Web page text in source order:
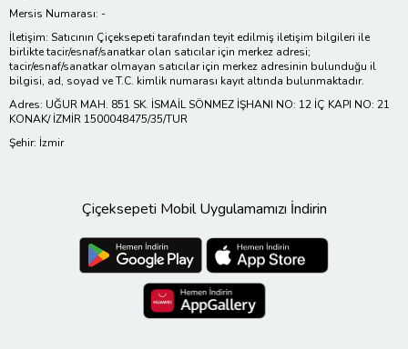
Mersis Numarası: -
İletişim: Satıcının Çiçeksepeti tarafından teyit edilmiş iletişim bilgileri ile
birlikte tacir/esnaf/sanatkar olan satıcılar için merkez adresi;
tacir/esnaf/sanatkar olmayan satıcılar için merkez adresinin bulunduğu il
bilgisi, ad, soyad ve T.C. kimlik numarası kayıt altında bulunmaktadır.
Adres: UĞUR MAH. 851 SK. İSMAİL SÖNMEZ İŞHANI NO: 12 İÇ KAPI NO: 21
KONAK/ İZMİR 1500048475/35/TUR
Şehir: İzmir
Çiçeksepeti Mobil Uygulamamızı İndirin